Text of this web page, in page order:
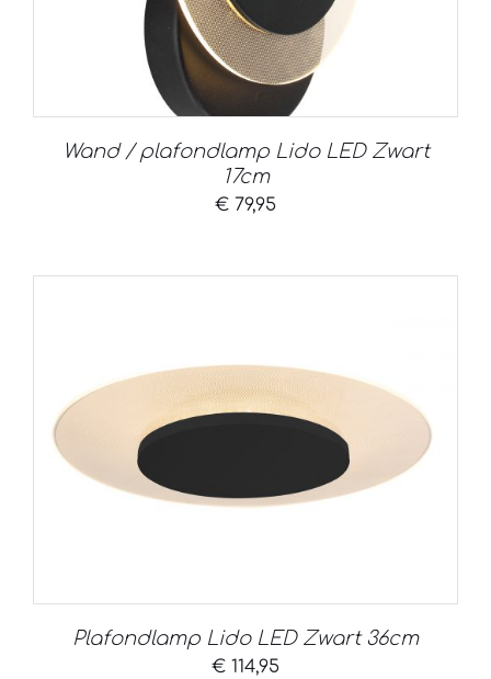
Wand / plafondlamp Lido LED Zwart
17cm
€ 79,95
Plafondlamp Lido LED Zwart 36cm
€ 114,95